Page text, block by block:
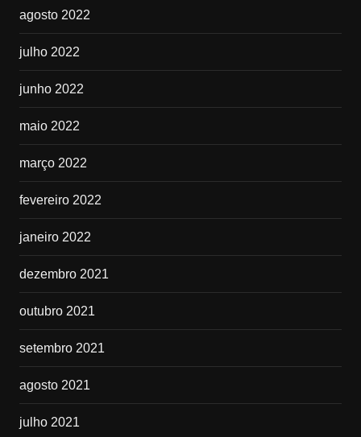
agosto 2022
julho 2022
junho 2022
maio 2022
março 2022
fevereiro 2022
janeiro 2022
dezembro 2021
outubro 2021
setembro 2021
agosto 2021
julho 2021